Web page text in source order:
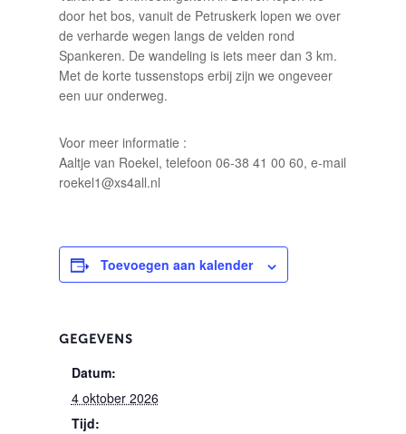
door het bos, vanuit de Petruskerk lopen we over
de verharde wegen langs de velden rond
Spankeren. De wandeling is iets meer dan 3 km.
Met de korte tussenstops erbij zijn we ongeveer
een uur onderweg.
Voor meer informatie :
Aaltje van Roekel, telefoon 06-38 41 00 60, e-mail
roekel1@xs4all.nl
Toevoegen aan kalender
GEGEVENS
Datum:
4 oktober 2026
Tijd: